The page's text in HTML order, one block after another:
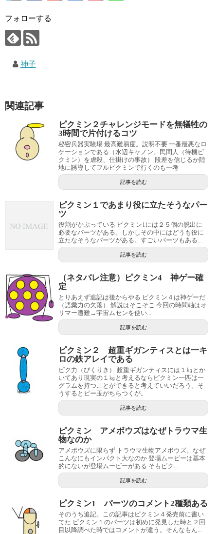
フォローする
神子
関連記事
ピクミン２チャレンジモードを無犠牲の
3時間で片付けるコツ
秘密兵器実験場 最高難易度。説明不要 一番最悪なロ
ケーションである（水辺キャノン、民間人（待機ピ
クミン）を虐殺、仕掛けの事故） 段差を信じるか陸
地に誘導してフルピクミンで行くのも一考
記事を読む
ピクミン１であまり役に立たそうなパー
ツ
役割がかぶっている ピクミン1には２５個の脱出に
必要なパーツがある。しかしその中にはどうも役に
立たなそうなパーツがある。すごいパーツもある...
記事を読む
（ネタバレ注意）ピクミン4 神ゲー確
定
とりあえず追記は後からやる ピクミン４は神ゲーだ
（語彙力の欠落） 解説はそこそこ 今回の時間軸はオ
リマー遭難→宇宙ムセンを使い...
記事を読む
ピクミン２ 超重ギガンティスとは一キ
ロの鉄アレイである
ピク力（ぴくりき） 超重ギガンティスには１㎏とか
いてあり現実の１㎏と考えるならピクミン一匹は一
グラムを持つことができると考えていいだろう。そ
うするとビー玉がちらつくが。
記事を読む
ピクミン アメボウズはなぜトラウマ生
物なのか
アメボウズに限らず トラウマ生物アメボウズ。なぜ
こんなにもインパクト大なのか 登場ムービーは基本
的にないが登場ムービーがある そもピク...
記事を読む
ピクミン1 パーツのコメント2種類ある
そのうち追記。この記事はピクミン４発売前に書い
てた ピクミン１のパーツは初めに発見した時と２回
目以降調べた時ではコメントが違う。そんなもん...